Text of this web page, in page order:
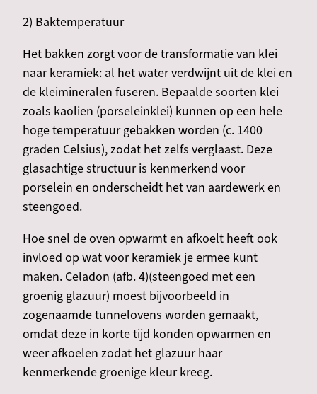
2) Baktemperatuur
Het bakken zorgt voor de transformatie van klei
naar keramiek: al het water verdwijnt uit de klei en
de kleimineralen fuseren. Bepaalde soorten klei
zoals kaolien (porseleinklei) kunnen op een hele
hoge temperatuur gebakken worden (c. 1400
graden Celsius), zodat het zelfs verglaast. Deze
glasachtige structuur is kenmerkend voor
porselein en onderscheidt het van aardewerk en
steengoed.
Hoe snel de oven opwarmt en afkoelt heeft ook
invloed op wat voor keramiek je ermee kunt
maken. Celadon (afb. 4)(steengoed met een
groenig glazuur) moest bijvoorbeeld in
zogenaamde tunnelovens worden gemaakt,
omdat deze in korte tijd konden opwarmen en
weer afkoelen zodat het glazuur haar
kenmerkende groenige kleur kreeg.